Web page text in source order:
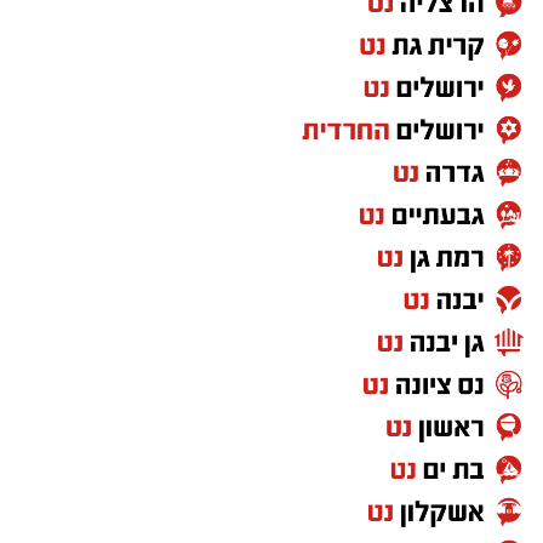
וילדים
וילדים
(גילאי 16+)
וילדים